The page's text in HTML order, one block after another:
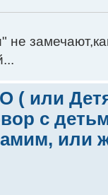
( или
с
или